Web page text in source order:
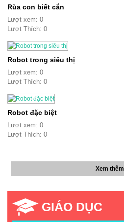
Rùa con biết cắn
Lượt xem: 0
Lượt Thích: 0
Robot trong siêu thị
Lượt xem: 0
Lượt Thích: 0
Robot đặc biệt
Lượt xem: 0
Lượt Thích: 0
Xem thêm
GIÁO DỤC